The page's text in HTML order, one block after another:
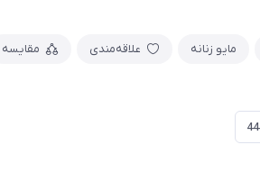
مایو زنانه علاقه‌مندی مقایسه
44